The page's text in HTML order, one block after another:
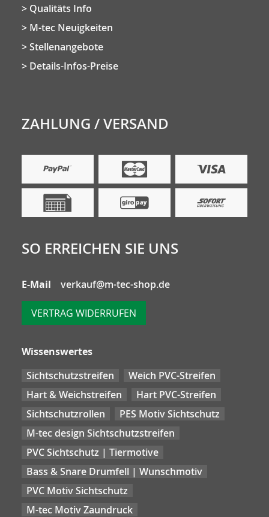
Qualitäts Info
M-tec Neuigkeiten
Stellenangebote
Details-Infos-Preise
ZAHLUNG / VERSAND
SO ERREICHEN SIE UNS
E-Mail verkauf@m-tec-shop.de
VERTRAG WIDERRUFEN
Wissenswertes
Sichtschutzstreifen
Weich PVC-Streifen
Hart & Weichstreifen
Hart PVC-Streifen
Sichtschutzrollen
PES Motiv Sichtschutz
M-tec design Sichtschutzstreifen
PVC Sichtschutz | Tiermotive
Bass & Snare Drumfell | Wunschmotiv
PVC Motiv Sichtschutz
M-tec Motiv Zaundruck